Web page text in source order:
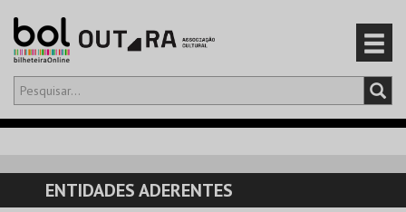
Olá,iniciar sessão
CARRINHO
ENTIDADES ADERENTES